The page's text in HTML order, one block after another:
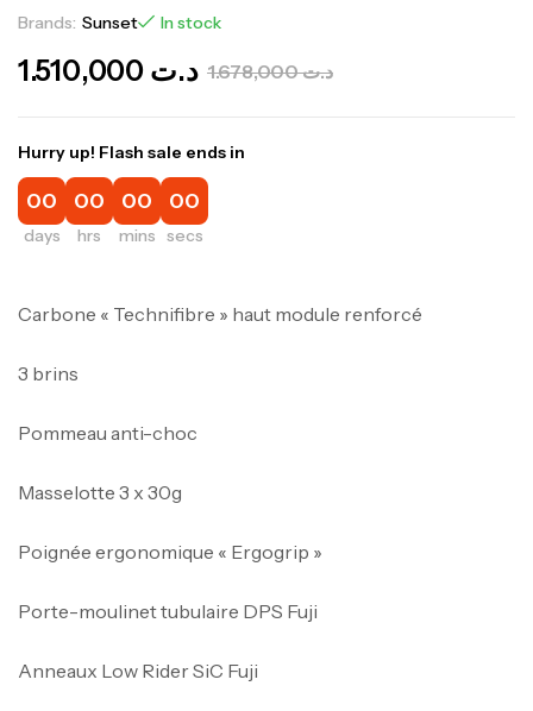
Brands: Sunset In stock
د.ت1.678,000 د.ت
Hurry up! Flash sale ends in
00
days
00
hrs
00
mins
00
secs
Carbone « Technifibre » haut module renforcé
3 brins
Pommeau anti-choc
Masselotte 3 x 30g
Poignée ergonomique « Ergogrip »
Porte-moulinet tubulaire DPS Fuji
Anneaux Low Rider SiC Fuji